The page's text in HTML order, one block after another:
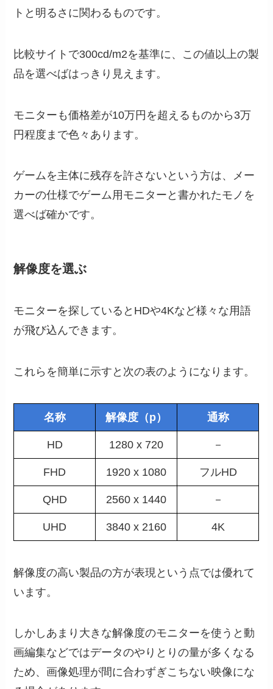
トと明るさに関わるものです。
比較サイトで300cd/m2を基準に、この値以上の製
品を選べばはっきり見えます。
モニターも価格差が10万円を超えるものから3万
円程度まで色々あります。
ゲームを主体に残存を許さないという方は、メー
カーの仕様でゲーム用モニターと書かれたモノを
選べば確かです。
解像度を選ぶ
モニターを探しているとHDや4Kなど様々な用語
が飛び込んできます。
これらを簡単に示すと次の表のようになります。
名称 解像度（p） 通称
HD 1280 x 720 －
FHD 1920 x 1080 フルHD
QHD 2560 x 1440 －
UHD 3840 x 2160 4K
解像度の高い製品の方が表現という点では優れて
います。
しかしあまり大きな解像度のモニターを使うと動
画編集などではデータのやりとりの量が多くなる
ため、画像処理が間に合わずぎこちない映像にな